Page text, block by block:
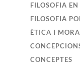
FILOSOFIA
FILOSOFIA
ÈTICA I
CONCEPTES